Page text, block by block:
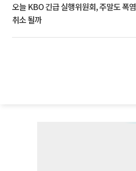
오늘 KBO 긴급 실행위원회, 주말도 폭염
취소 될까